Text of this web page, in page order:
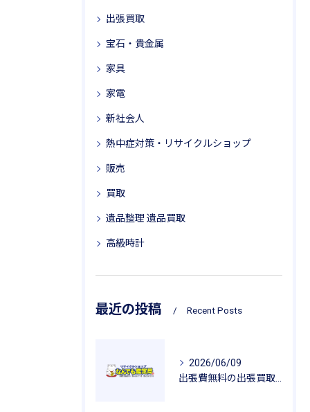
出張買取
宝石・貴金属
家具
家電
新社会人
熱中症対策・リサイクルショップ
販売
買取
遺品整理 遺品買取
高級時計
最近の投稿 Recent Posts
2026/06/09